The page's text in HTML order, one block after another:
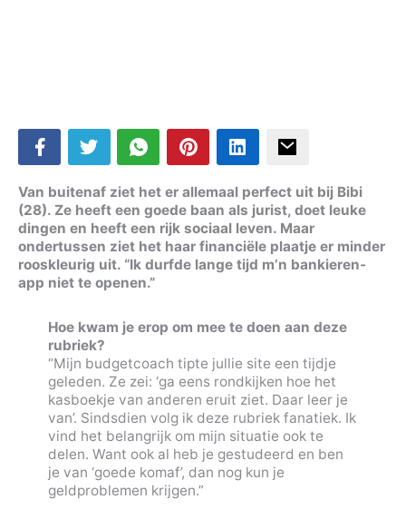
Van buitenaf ziet het er allemaal perfect uit bij Bibi
(28). Ze heeft een goede baan als jurist, doet leuke
dingen en heeft een rijk sociaal leven. Maar
ondertussen ziet het haar financiële plaatje er minder
rooskleurig uit. “Ik durfde lange tijd m’n bankieren-
app niet te openen.”
Hoe kwam je erop om mee te doen aan deze
rubriek?
“Mijn budgetcoach tipte jullie site een tijdje
geleden. Ze zei: ‘ga eens rondkijken hoe het
kasboekje van anderen eruit ziet. Daar leer je
van’. Sindsdien volg ik deze rubriek fanatiek. Ik
vind het belangrijk om mijn situatie ook te
delen. Want ook al heb je gestudeerd en ben
je van ‘goede komaf’, dan nog kun je
geldproblemen krijgen.”